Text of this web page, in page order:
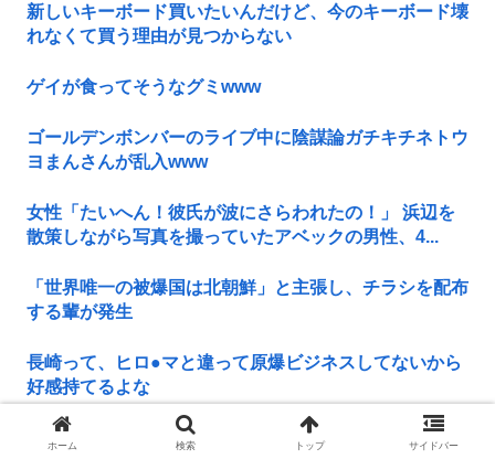
新しいキーボード買いたいんだけど、今のキーボード壊
れなくて買う理由が見つからない
ゲイが食ってそうなグミwww
ゴールデンボンバーのライブ中に陰謀論ガチキチネトウ
ヨまんさんが乱入www
女性「たいへん！彼氏が波にさらわれたの！」 浜辺を
散策しながら写真を撮っていたアベックの男性、4...
「世界唯一の被爆国は北朝鮮」と主張し、チラシを配布
する輩が発生
長崎って、ヒロ●マと違って原爆ビジネスしてないから
好感持てるよな
【画像】重音テト（31）←ワイ（19）「うおwババアや
ホーム 検索 トップ サイドバー